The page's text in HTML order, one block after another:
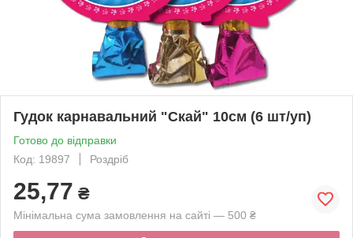
Гудок карнавальний "Скай" 10см (6 шт/уп)
Готово до відправки
Код: 19897
Роздріб
25,77 ₴
Мінімальна сума замовлення на сайті — 500 ₴